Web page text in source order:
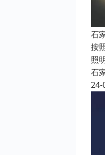
石
按
照
石
24-